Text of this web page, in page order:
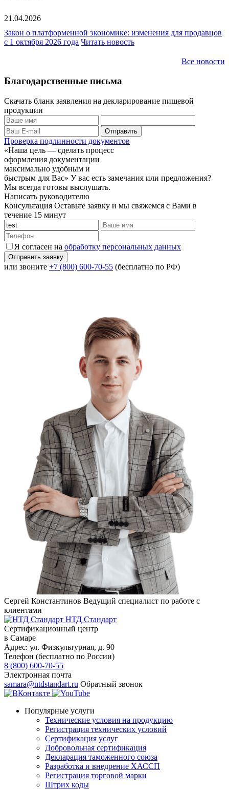
21.04.2026
Закон о платформенной экономике: изменения для продавцов
с 1 октября 2026 года Читать новость
Все новости
Благодарственные письма
Скачать бланк заявления на декларирование пищевой
продукции
Проверка подлинности документов
«Наша цель — сделать процесс
оформления документации
максимально удобным и
быстрым для Вас» У вас есть замечания или предложения?
Мы всегда готовы выслушать.
Написать руководителю
Консультация Оставьте заявку и мы свяжемся с Вами в
течение 15 минут
Я согласен на обработку персональных данных
или звоните +7 (800) 600-70-55 (бесплатно по РФ)
Сергей Константинов Ведущий специалист по работе с
клиентами
НТД Стандарт
Сертификационный центр
в Самаре
Адрес: ул. Физкультурная, д. 90
Телефон (бесплатно по России)
8 (800) 600-70-55
Электронная почта
samara@ntdstandart.ru Обратный звонок
Популярные услуги
Технические условия на продукцию
Регистрация технических условий
Сертификация услуг
Добровольная сертификация
Декларация таможенного союза
Разработка и внедрение ХАССП
Регистрация торговой марки
Штрих коды